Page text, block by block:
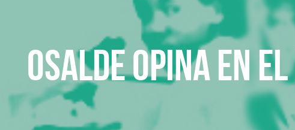
Osalde opina en